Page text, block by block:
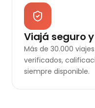
Viajá seguro
Más de 30.000
verificados,
siempre disponible.